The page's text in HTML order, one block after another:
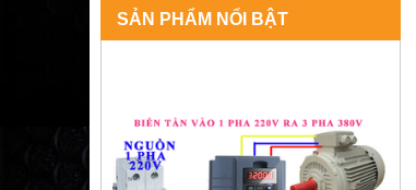
SẢN PHẨM NỔI BẬT